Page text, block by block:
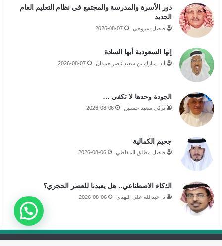
دور الأسرة والمدرسة والمجتمع في نظام التعليم العام
الجديد
فيصل سروجي 2026-08-07
إنها السعودية أيها السادة
أ.د. مبارك بن سعيد ناصر حمدان 2026-08-07
الجودة وحدها لا تكفي …
تركي سعيد حسنين 2026-08-06
جحيم الكمالية
فيصل مطلق المقاطي 2026-08-06
الذكاء الاصطناعي.. هل يعيدنا للعصر الحجري؟
د. عبدالله علي النهدي 2026-08-06